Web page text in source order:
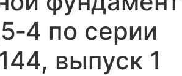
по серии
выпуск 1